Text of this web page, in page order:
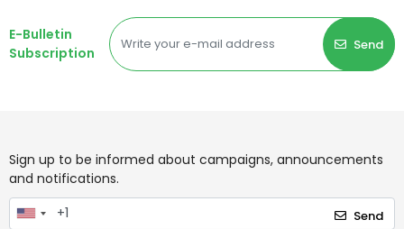
E-Bulletin
Subscription
Send
Sign up to be informed about campaigns, announcements
and notifications.
Send